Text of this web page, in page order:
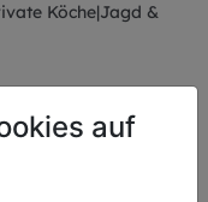
Köche|Jagd &
auf